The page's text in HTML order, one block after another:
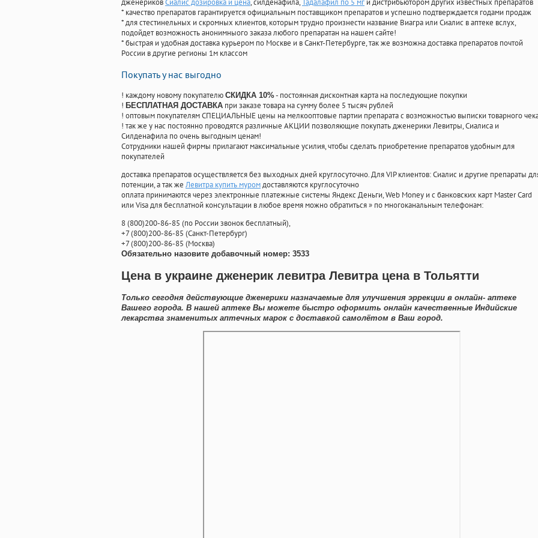
дженериковСиалис дозировка и цена, силденафила, Тадалафил по 5 мг и дистрибьютором других известных препаратов
* качество препаратов гарантируется официальным поставщиком препаратов и успешно подтверждается годами продаж
* для стестинельных и скромных клиентов, которым трудно произнести название Виагра или Сиалис в аптеке вслух,
подойдет возможность анонимныого заказа любого препаратан на нашем сайте!
* быстрая и удобная доставка курьером по Москве и в Санкт-Петербурге, так же возможна доставка препаратов почтой
России в другие регионы 1м классом
Покупать у нас выгодно
! каждому новому покупателю СКИДКА 10%- постоянная дисконтная карта на последующие покупки
! БЕСПЛАТНАЯ ДОСТАВКА при заказе товара на сумму более 5 тысяч рублей
! оптовым покупателям СПЕЦИАЛЬНЫЕ цены на мелкооптовые партии препарата с возможностью выписки товарного
! так же у нас постоянно проводятся различные АКЦИИ позволяющие покупать дженерики Левитры, Сиалиса и
Силденафила по очень выгодным ценам!
Cотрудники нашей фирмы прилагают максимальные усилия, чтобы сделать приобретение препаратов удобным для
покупателей
доставка препаратов осуществляется без выходных дней круглосуточно. Для VIP клиентов: Сиалис и другие препараты
потенции, а так же Левитра купить муромдоставляются круглосуточно
оплата принимаются через электронные платежные системы Яндекс Деньги, Web Money и с банковских карт Master Card
или Visa для бесплатной консультации в любое время можно обратиться» по многоканальным телефонам:
8(800)200-86-85 (по России звонок бесплатный),
+7(800)200-86-85 (Санкт-Петербург)
+7(800)200-86-85 (Москва)
Обязательно назовите добавочный номер: 3533
Цена в украине дженерик левитра Левитра цена в Тольятти
Только сегодня действующие дженерики назначаемые для улучшения эррекции в онлайн- аптеке
Вашего города. В нашей аптеке Вы можете быстро оформить онлайн качественные Индийские
лекарства знаменитых аптечных марок с доставкой самолётом в Ваш город.